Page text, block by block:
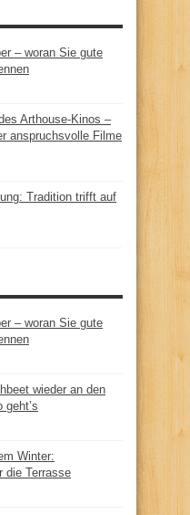
– woran Sie gute
Arthouse-Kinos –
anspruchsvolle Filme
Tradition trifft auf
– woran Sie gute
wieder an den
geht’s
Winter:
die Terrasse